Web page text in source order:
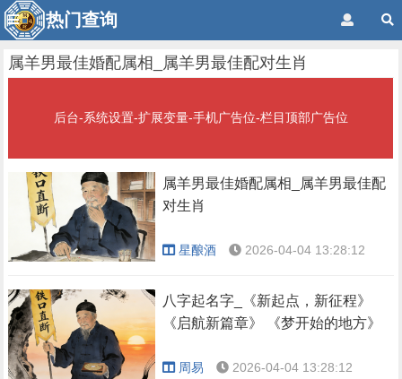
热门查询
属羊男最佳婚配属相_属羊男最佳配对生肖
后台-系统设置-扩展变量-手机广告位-栏目顶部广告位
属羊男最佳婚配属相_属羊男最佳配
对生肖
星酿酒 2026-04-04 13:28:12
八字起名字_《新起点，新征程》
《启航新篇章》 《梦开始的地方》
周易 2026-04-04 13:28:12